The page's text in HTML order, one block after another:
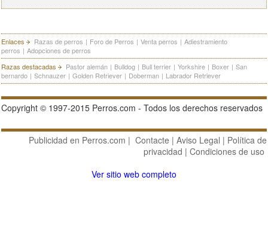
Enlaces Razas de perros | Foro de Perros | Venta perros | Adiestramiento
perros | Adopciones de perros
Razas destacadas
Pastor alemán | Bulldog | Bull terrier | Yorkshire | Boxer | San
bernardo | Schnauzer | Golden Retriever | Doberman | Labrador Retriever
Copyright © 1997-2015 Perros.com - Todos los derechos reservados
Publicidad en Perros.com | Contacte | Aviso Legal | Política de
privacidad | Condiciones de uso
Ver sitio web completo